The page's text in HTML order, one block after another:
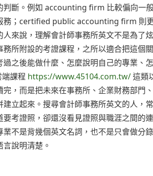
判斷。例如 accounting firm 比較偏向一
務；certified public accounting firm 則
來說，理解會計師事務所英文不是為了
所附設的考證課程，之所以適合把這個
之後能做什麼、怎麼說明自己的專業、
課程 https://www.45104.com.tw/這類
，而是把未來在事務所、企業財務部門
立起來。搜尋會計師事務所英文的人，
考證照，卻還沒看見證照與職涯之間的
不是背幾個英文名詞，也不是只會做分
說明清楚。